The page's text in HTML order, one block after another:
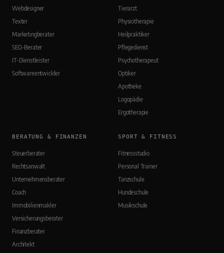
Webdesigner
Texter
Marketingberater
SEO-Berater
IT-Dienstleister
Softwareentwickler
Tierarzt
Physiotherapie
Heilpraktiker
Pflegedienst
Psychotherapeut
Optiker
Apotheke
Logopädie
Ergotherapie
BERATUNG & FINANZEN
Steuerberater
Rechtsanwalt
Unternehmensberater
Coach
Immobilienmakler
Versicherungsberater
Finanzberater
Architekt
SPORT & FITNESS
Fitnessstudio
Personal Trainer
Tanzschule
Hundeschule
Musikschule